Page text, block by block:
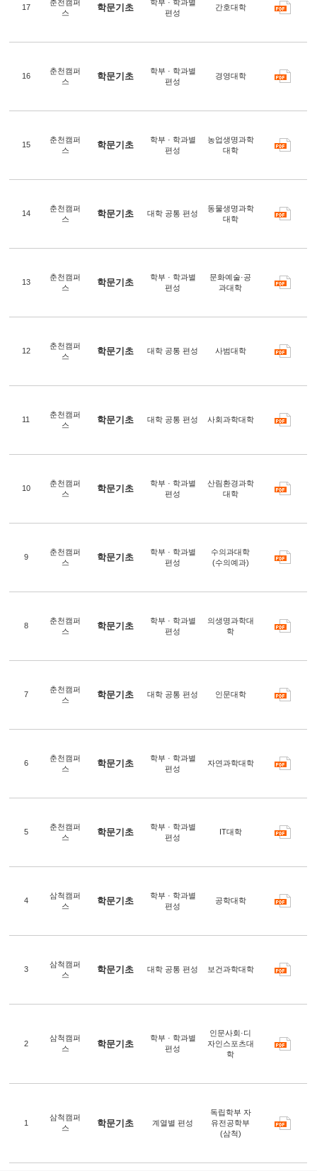
17
춘천캠퍼
스
학문기초
학부 · 학과별
편성
간호대학
16
춘천캠퍼
스
학문기초
학부 · 학과별
편성
경영대학
15
춘천캠퍼
스
학문기초
학부 · 학과별
편성
농업생명과학
대학
14
춘천캠퍼
스
학문기초 대학 공통 편성
동물생명과학
대학
13
춘천캠퍼
스
학문기초
학부 · 학과별
편성
문화예술·공
과대학
12
춘천캠퍼
스
학문기초 대학 공통 편성 사범대학
11
춘천캠퍼
스
학문기초 대학 공통 편성 사회과학대학
10
춘천캠퍼
스
학문기초
학부 · 학과별
편성
산림환경과학
대학
9
춘천캠퍼
스
학문기초
학부 · 학과별
편성
수의과대학
(수의예과)
8
춘천캠퍼
스
학문기초
학부 · 학과별
편성
의생명과학대
학
7
춘천캠퍼
스
학문기초 대학 공통 편성 인문대학
6
춘천캠퍼
스
학문기초
학부 · 학과별
편성
자연과학대학
5
춘천캠퍼
스
학문기초
학부 · 학과별
편성
IT대학
4
삼척캠퍼
스
학문기초
학부 · 학과별
편성
공학대학
3
삼척캠퍼
스
학문기초 대학 공통 편성 보건과학대학
2
삼척캠퍼
스
학문기초
학부 · 학과별
편성
인문사회·디
자인스포츠대
학
1
삼척캠퍼
스
학문기초 계열별 편성
독립학부 자
유전공학부
(삼척)